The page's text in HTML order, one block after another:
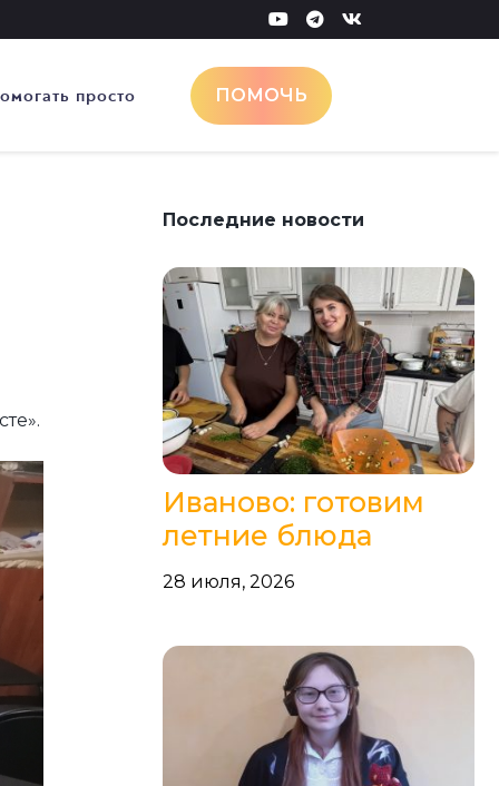
просто ПОМОЧЬ
Последние новости
Иваново: готовим
летние блюда
28 июля, 2026